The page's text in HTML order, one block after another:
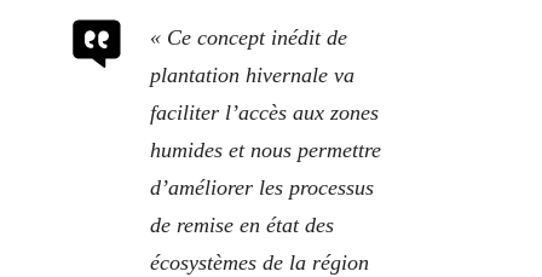
« Ce concept inédit de
plantation hivernale va
faciliter l’accès aux zones
humides et nous permettre
d’améliorer les processus
de remise en état des
écosystèmes de la région